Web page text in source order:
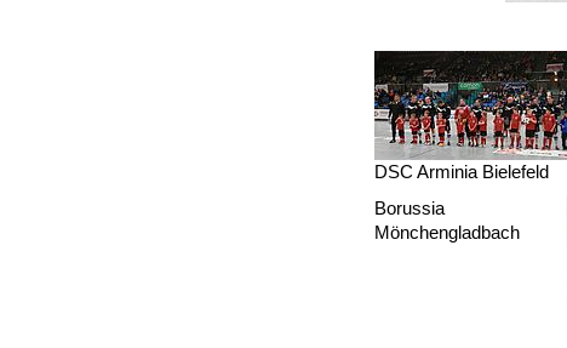
DSC Arminia Bielefeld
Borussia
Mönchengladbach